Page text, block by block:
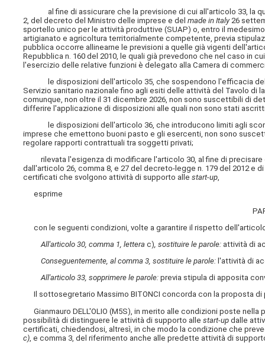
al fine di assicurare che la previsione di cui all'articolo 33, la
2, del decreto del Ministro delle imprese e delmade in Italy26
sportello unico per le attività produttive (SUAP) o, entro il
artigianato e agricoltura territorialmente competente, previa
pubblica occorre allinearne le previsioni a quelle già vigenti
Repubblica n. 160 del 2010, le quali già prevedono che nel caso in
l'esercizio delle relative funzioni è delegato alla Camera di
le disposizioni dell'articolo 35, che sospendono l'efficacia
Servizio sanitario nazionale fino agli esiti delle attività del Tavolo
comunque, non oltre il 31 dicembre 2026, non sono suscettibili di
differire l'applicazione di disposizioni alle quali non sono stati
le disposizioni dell'articolo 36, che introducono limiti agli
imprese che emettono buoni pasto e gli esercenti, non sono
regolare rapporti contrattuali tra soggetti privati;
rilevata l'esigenza di modificare l'articolo 30, al fine di precisare
dall'articolo 26, comma 8, e 27 del decreto-legge n. 179 del 2012 e
certificati che svolgono attività di supporto allestart-up,
esprime
con le seguenti condizioni, volte a garantire il rispetto
All'articolo 30, comma 1, lettera c) , sostituire le parole: attività di
Conseguentemente, al comma 3, sostituire le parole: l'attività di
All'articolo 33, sopprimere le parole: previa stipula di apposita
Il sottosegretario Massimo BITONCI concorda con la proposta di
Gianmauro DELL'OLIO (M5S), in merito alle condizioni poste
possibilità di distinguere le attività di supporto allestart-up dalle
certificati, chiedendosi, altresì, in che modo la condizione che
c) , e comma 3, del riferimento anche alle predette attività di